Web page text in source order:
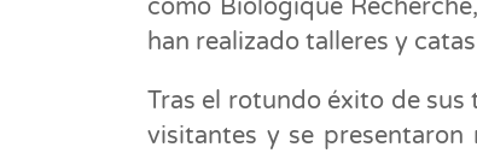
como Biologique
han realizado talleres y
Tras el rotundo éxito de
visitantes y se